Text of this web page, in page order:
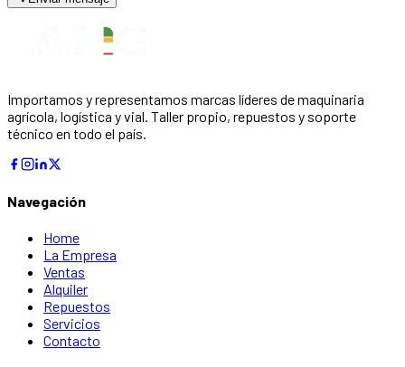
Importamos y representamos marcas líderes de maquinaria
agrícola, logística y vial. Taller propio, repuestos y soporte
técnico en todo el país.
Navegación
Home
La Empresa
Ventas
Alquiler
Repuestos
Servicios
Contacto